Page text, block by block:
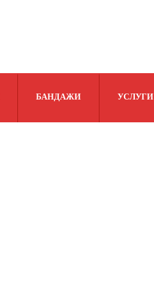
БАНДАЖИ УСЛУГИ